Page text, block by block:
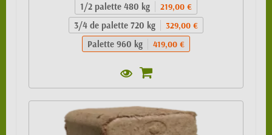
1/2 palette 480 kg 219,00 €
3/4 de palette 720 kg 329,00 €
Palette 960 kg 419,00 €